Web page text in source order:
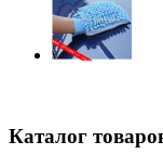
Каталог